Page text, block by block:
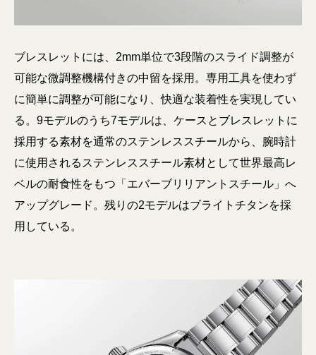
ブレスレットには、2mm単位で3段階のスライド調整が
可能な微調整機構付きの中留を採用。専用工具を使わず
に簡単に調整が可能になり、快適な装着性を実現してい
る。9モデルのうち7モデルは、ケースとブレスレットに
採用する素材を通常のステンレススチールから、腕時計
に使用されるステンレススチール素材として世界最高レ
ベルの耐食性をもつ「エバーブリリアントスチール」へ
アップグレード。残りの2モデルはブライトチタンを採
用している。